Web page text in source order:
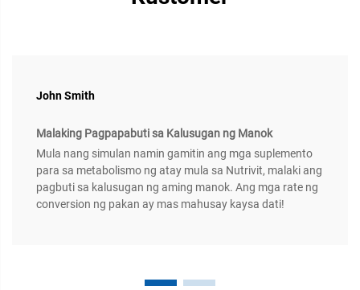
John Smith
Malaking Pagpapabuti sa Kalusugan ng Manok
Mula nang simulan namin gamitin ang mga suplemento
para sa metabolismo ng atay mula sa Nutrivit, malaki ang
pagbuti sa kalusugan ng aming manok. Ang mga rate ng
conversion ng pakan ay mas mahusay kaysa dati!